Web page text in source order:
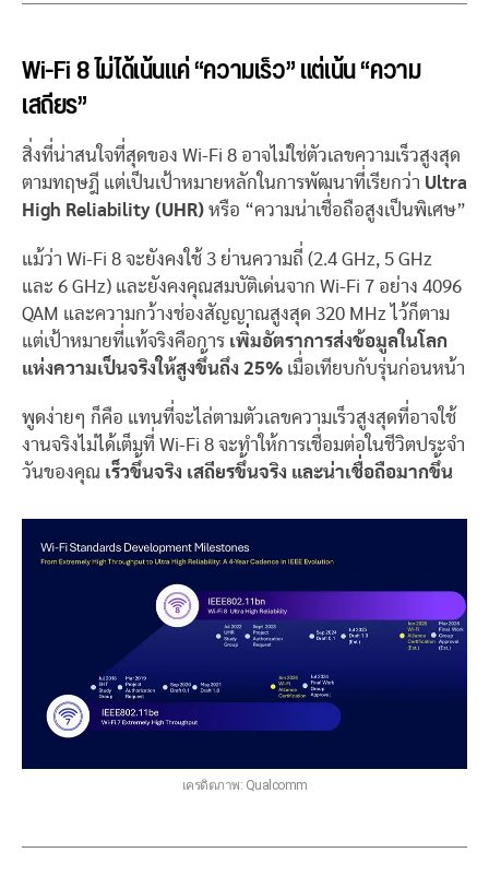
Wi-Fi 8 ไม่ได้เน้นแค่ “ความเร็ว” แต่เน้น “ความ
เสถียร”
สิ่งที่น่าสนใจที่สุดของ Wi-Fi 8 อาจไม่ใช่ตัวเลขความเร็วสูงสุด
ตามทฤษฎี แต่เป็นเป้าหมายหลักในการพัฒนาที่เรียกว่า Ultra
High Reliability (UHR) หรือ “ความน่าเชื่อถือสูงเป็นพิเศษ”
แม้ว่า Wi-Fi 8 จะยังคงใช้ 3 ย่านความถี่ (2.4 GHz, 5 GHz
และ 6 GHz) และยังคงคุณสมบัติเด่นจาก Wi-Fi 7 อย่าง 4096
QAM และความกว้างช่องสัญญาณสูงสุด 320 MHz ไว้ก็ตาม
แต่เป้าหมายที่แท้จริงคือการ เพิ่มอัตราการส่งข้อมูลในโลก
แห่งความเป็นจริงให้สูงขึ้นถึง 25% เมื่อเทียบกับรุ่นก่อนหน้า
พูดง่ายๆ ก็คือ แทนที่จะไล่ตามตัวเลขความเร็วสูงสุดที่อาจใช้
งานจริงไม่ได้เต็มที่ Wi-Fi 8 จะทำให้การเชื่อมต่อในชีวิตประจำ
วันของคุณ เร็วขึ้นจริง เสถียรขึ้นจริง และน่าเชื่อถือมากขึ้น
เครดิตภาพ: Qualcomm